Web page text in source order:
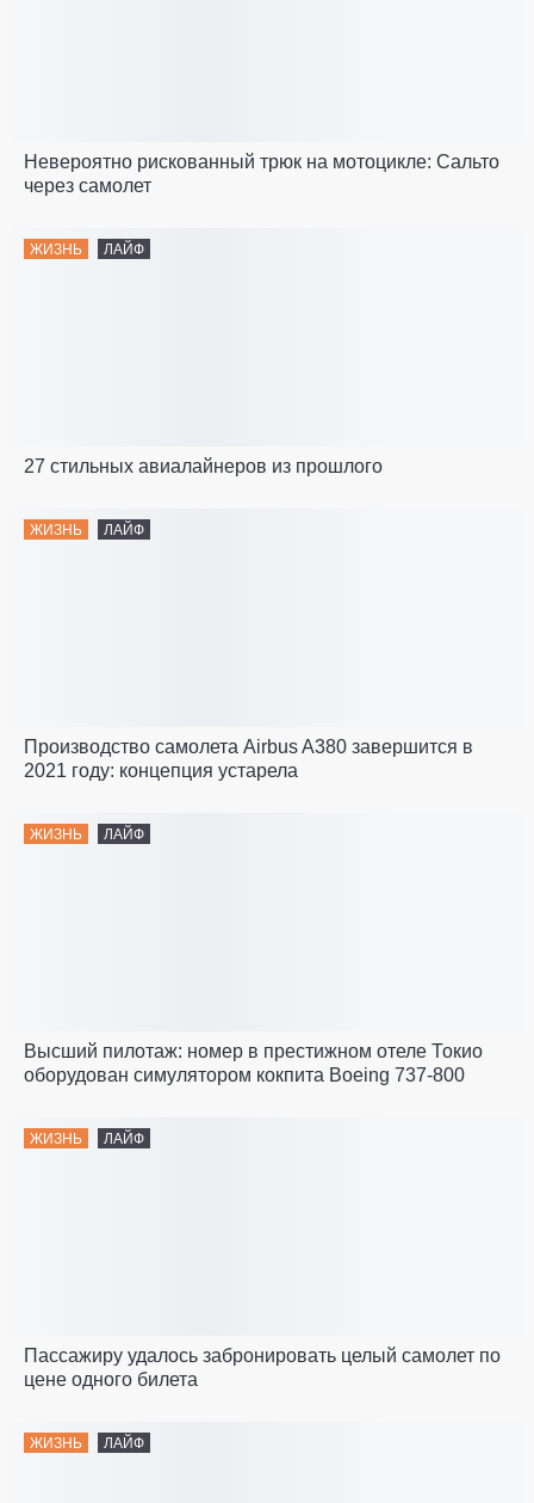
Невероятно рискованный трюк на мотоцикле: Сальто
через самолет
ЖИЗНЬ ЛАЙФ
27 стильных авиалайнеров из прошлого
ЖИЗНЬ ЛАЙФ
Производство самолета Airbus A380 завершится в
2021 году: концепция устарела
ЖИЗНЬ ЛАЙФ
Высший пилотаж: номер в престижном отеле Токио
оборудован симулятором кокпита Boeing 737-800
ЖИЗНЬ ЛАЙФ
Пассажиру удалось забронировать целый самолет по
цене одного билета
ЖИЗНЬ ЛАЙФ